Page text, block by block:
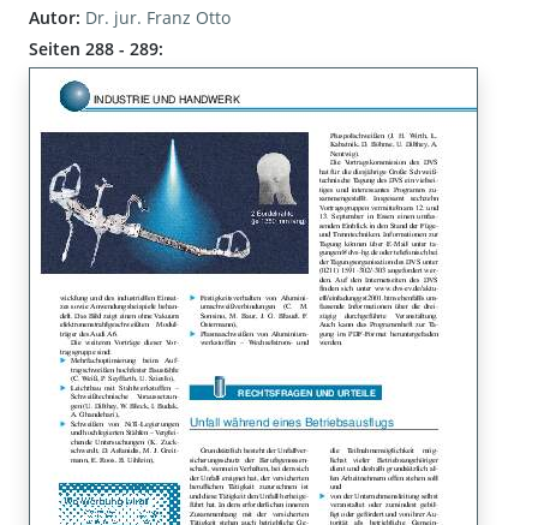
Autor: Dr. jur. Franz Otto
Seiten 288 - 289: